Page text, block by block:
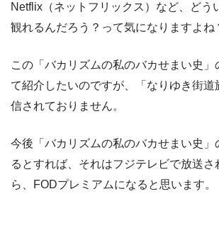
Netflix（ネットフリックス）など、どう
観れるんだろう？って気になりますよね
この「バカリズムの私のバカせまい史」
て紹介したいのですが、「なりゆき街道
信されておりません。
今後「バカリズムの私のバカせまい史」
るとすれば、それはフジテレビで放送さ
ら、FODプレミアムになると思います。